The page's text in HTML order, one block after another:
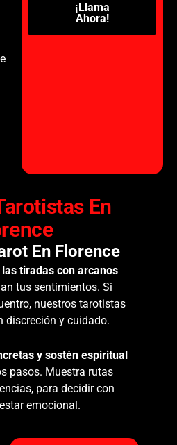
¡Llama
Ahora!
En
En Florence
tiradas con arcanos
tus sentimientos. Si
nuestros tarotistas
discreción y cuidado.
y sostén espiritual
pasos. Muestra rutas
para decidir con
emocional.